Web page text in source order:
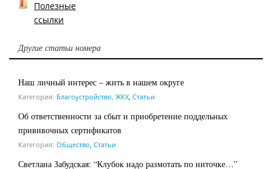
Полезные
ссылки
Другие статьи номера
Наш личный интерес – жить в нашем округе
Категория: Благоустройство, ЖКХ Статьи
Об ответственности за сбыт и приобретение поддельных
прививочных сертификатов
Категория: Общество Статьи
Светлана Забудская: “Клубок надо размотать по ниточке…”